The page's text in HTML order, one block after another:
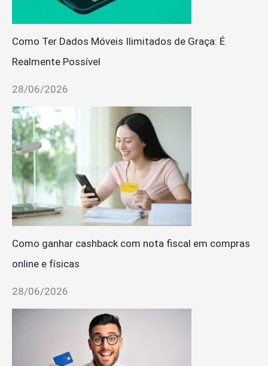
Como Ter Dados Móveis Ilimitados de Graça: É
Realmente Possível
28/06/2026
Como ganhar cashback com nota fiscal em compras
online e físicas
28/06/2026